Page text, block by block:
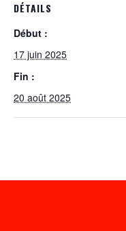
DÉTAILS
Début :
17 juin 2025
Fin :
20 août 2025